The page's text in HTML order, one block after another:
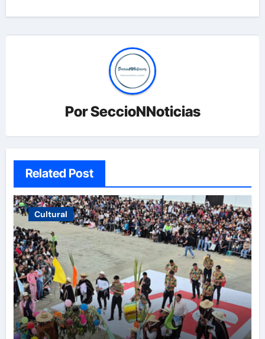
PorSeccioNNoticias
Related Post
Cultural